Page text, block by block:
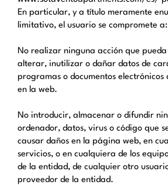
En particular, y a título meramente
limitativo, el usuario se compromete a:
No realizar ninguna acción que
alterar, inutilizar o dañar datos de
programas o documentos electrónicos
en la web.
No introducir, almacenar o difundir
ordenador, datos, virus o código que
causar daños en la página web, en
servicios, o en cualquiera de los
de la entidad, de cualquier otro
proveedor de la entidad.